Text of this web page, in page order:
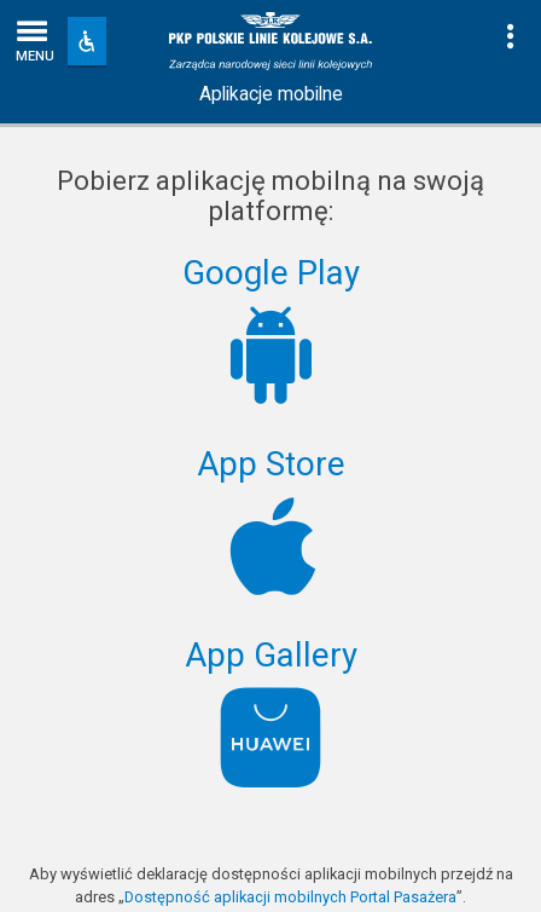
MENU
Dostępność
i
udogodnienia
Aplikacje
mobilne
Strona
główna
Aplikacje mobilne
Pobierz aplikację mobilną na swoją
platformę:
Google Play
App Store
App Gallery
Aby wyświetlić deklarację dostępności aplikacji mobilnych przejdź na
adres „Dostępność aplikacji mobilnych Portal Pasażera”.